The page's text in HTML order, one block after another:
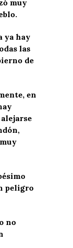
muy
ya hay
las
de
en
peligro
no